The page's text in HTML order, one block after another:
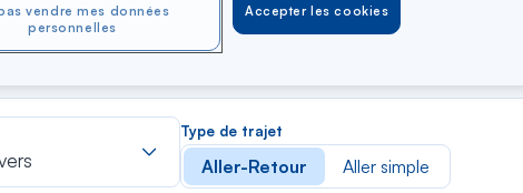
Rechercher
dans
la
Type de trajet
Aller-Retour Aller simple
Accepter les cookies
vendre mes données
personnelles